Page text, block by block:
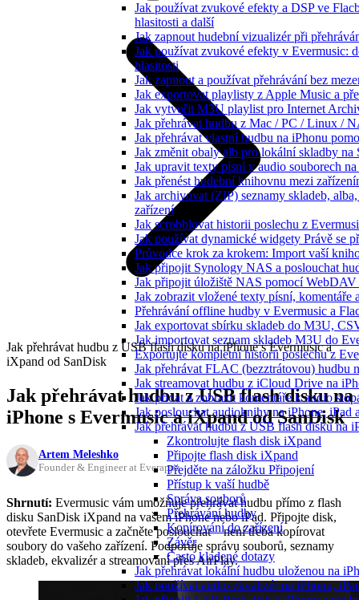
Jak používat zvukové efekty a DSP ve
hlasitosti a další
Jak zapnout hudební vizualizér při
Jak používat zvukové efekty v Evermusic:
hlasitosti
Jak zapnout a používat přehrávání bez
Jak exportovat playlisty z Apple Music a
Jak vytvořit M3U playlist pro Internet
Jak přehrávat hudbu z Mac / PC / Linux /
Jak přehrávat vlastní hudbu na iPhonu
Jak změnit obaly alb pro lokální skladby
Jak upravit texty písní v audio souborech
Jak přenést hudební knihovnu mezi
Jak archivovat (ZIP) seznamy skladeb,
zařízení
Jak scrobblovat historii poslechu z
Jak používat dynamické widgety Právě se
Průvodce krok za krokem: Import vaší
Jak připojit Synology NAS a poslouchat
Jak připojit úložiště NAS pomocí WebDAV
Jak zobrazit vložené texty písní,
Přehrávání offline hudby v Evermusic a
Jak exportovat sbírku skladeb do M3U,
Jak importovat seznam skladeb M3U do
Exportujte kompletní historii poslechu z
Jak přehrávat FLAC (bezztrátovou) hudbu
Jak streamovat hudbu z iCloud Drive na
Jak přidat a zobrazit komentáře k audio
Jak poslouchat audioknihy na iPhone, iPad
Jak přehrávat hudbu z USB flash disku na
Zkontrolujte flash disk iXpand
Připojte flash disk iXpand
Přejděte na záložku Připojení
Přístup k vaší hudbě
Správa souborů
Přehrávání hudby
Kopírování do zařízení
Závěr
Často kladené dotazy
Jak přehrávat lokální hudbu uloženou na
Jak používat audio ekvalizér na iPhonu,
Jak přehrávat hudbu z USB flash disku na iPhone s Evermusic a
iXpand od SanDisk
Jak přehrávat hudbu z USB flash disku na
iPhone s Evermusic a iXpand od SanDisk
Artem Meleshko
Founder & Engineer at Everappz
Shrnutí: Evermusic vám umožňuje přehrávat hudbu přímo z flash
disku SanDisk iXpand na vašem iPhone nebo iPad. Připojte disk,
otevřete Evermusic a začněte poslouchat – není třeba kopírovat
soubory do vašeho zařízení. Podporuje správu souborů, seznamy
skladeb, ekvalizér a streamování přes AirPlay.